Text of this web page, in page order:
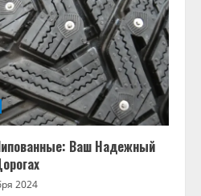
Ваш Надежный
2024